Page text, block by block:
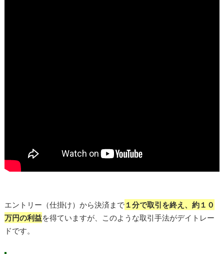
エントリー（仕掛け）から決済まで１分で取引を終え、約１０
万円の利益を得ていますが、このような取引手法がデイトレー
ドです。